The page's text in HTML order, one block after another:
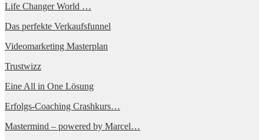
Life Changer World …
Das perfekte Verkaufsfunnel
Videomarketing Masterplan
Trustwizz
Eine All in One Lösung
Erfolgs-Coaching Crashkurs…
Mastermind – powered by Marcel…